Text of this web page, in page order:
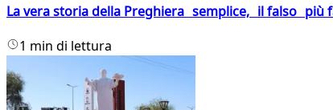
La vera storia della Preghiera semplice, il falso più
1 min di lettura